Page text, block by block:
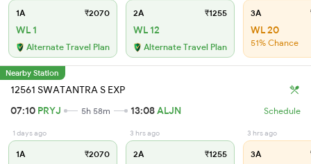
1A ₹2070
WL 1
Alternate Travel Plan
2A ₹1255
WL 12
Alternate Travel Plan
3A
WL 20
51% Chance
Nearby Station
12561 SWATANTRA S EXP
07:10 PRYJ 5h 58m 13:08ALJN Schedule
1 days ago
1A ₹2070
3 hrs ago
2A ₹1255
3 hrs ago
3A